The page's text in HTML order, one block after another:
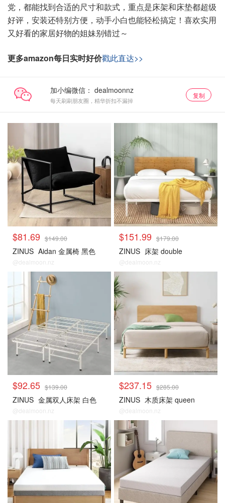
党，都能找到合适的尺寸和款式，重点是床架和床垫都超级
好评，安装还特别方便，动手小白也能轻松搞定！喜欢实用
又好看的家居好物的姐妹别错过～
更多amazon每日实时好价戳此直达>>
加小编微信：
每天刷刷朋友圈，精华折扣不漏掉
复制
$81.69 $149.00
ZINUS Aidan 金属椅 黑色
@dealmoon.nz
$151.99 $179.00
ZINUS 床架 double
@dealmoon.nz
$92.65 $139.00
ZINUS 金属双人床架 白色
@dealmoon.nz
$237.15 $285.00
ZINUS 木质床架 queen
@dealmoon.nz